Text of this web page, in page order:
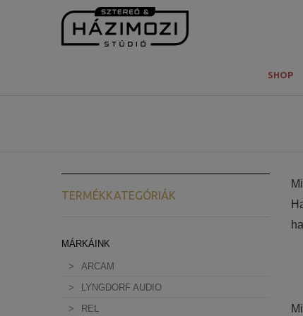
SHOP
TERMÉKKATEGÓRIÁK
MÁRKÁINK
ARCAM
LYNGDORF AUDIO
REL